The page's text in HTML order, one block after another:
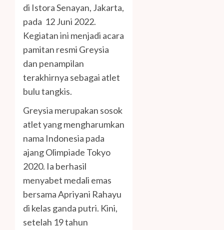
di Istora Senayan, Jakarta,
pada 12 Juni 2022.
Kegiatan ini menjadi acara
pamitan resmi Greysia
dan penampilan
terakhirnya sebagai atlet
bulu tangkis.
Greysia merupakan sosok
atlet yang mengharumkan
nama Indonesia pada
ajang Olimpiade Tokyo
2020. Ia berhasil
menyabet medali emas
bersama Apriyani Rahayu
di kelas ganda putri. Kini,
setelah 19 tahun